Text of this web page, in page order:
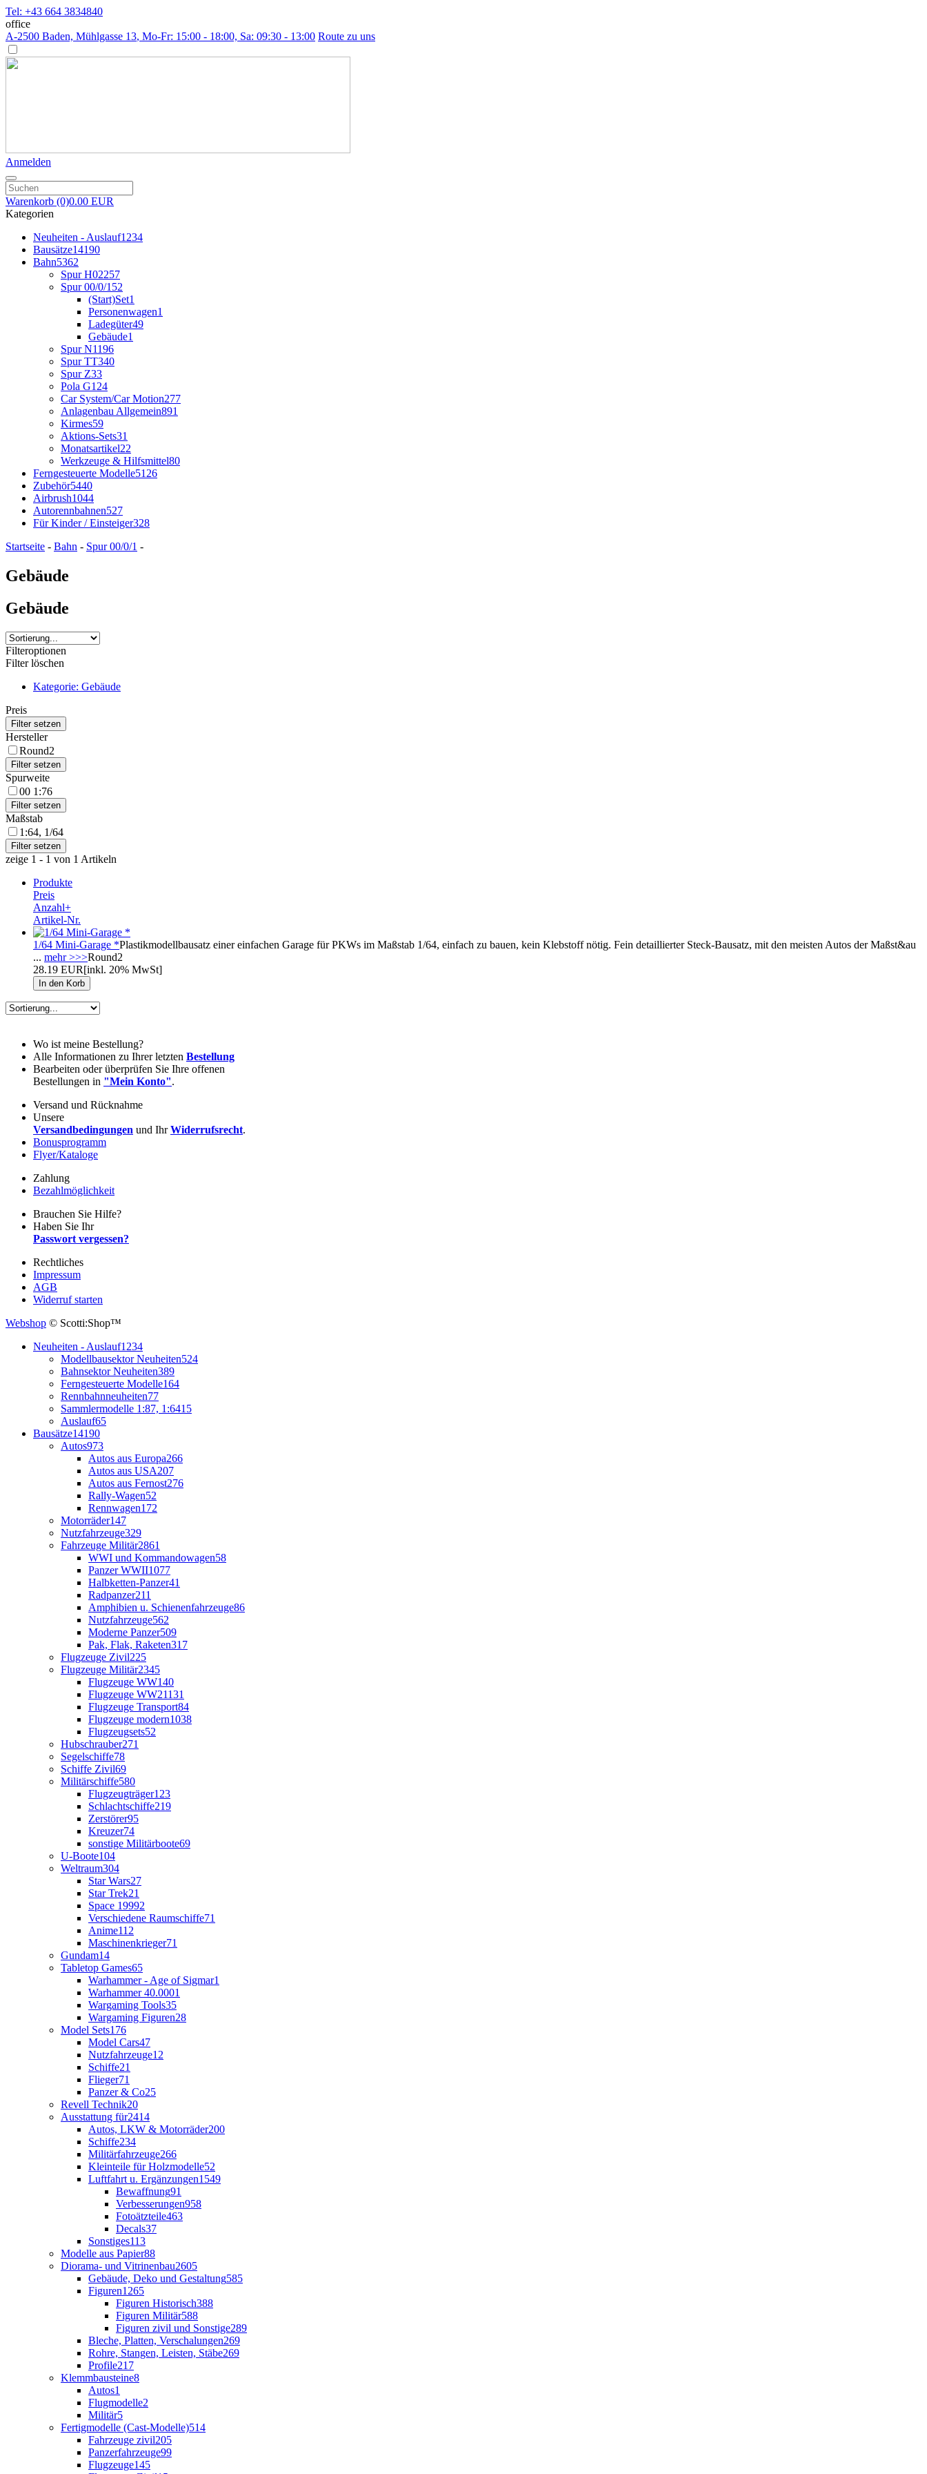
Tel: +43 664 3834840
office
A-2500 Baden, Mühlgasse 13, Mo-Fr: 15:00 - 18:00, Sa: 09:30 - 13:00 Route zu uns
Anmelden
Warenkorb (0)0.00 EUR
Kategorien
Neuheiten - Auslauf1234
Bausätze14190
Bahn5362
Spur H02257
Spur 00/0/1 52
(Start)Set1
Personenwagen1
Ladegüter49
Gebäude1
Spur N1196
Spur TT340
Spur Z33
Pola G124
Car System/Car Motion277
Anlagenbau Allgemein891
Kirmes59
Aktions-Sets31
Monatsartikel22
Werkzeuge & Hilfsmittel80
Ferngesteuerte Modelle5126
Zubehör5440
Airbrush1044
Autorennbahnen527
Für Kinder / Einsteiger328
Startseite - Bahn - Spur 00/0/1 -
Gebäude
Gebäude
Filteroptionen
Filter löschen
Kategorie: Gebäude
Preis
Hersteller
Round2
Spurweite
00 1:76
Maßstab
1:64, 1/64
zeige 1 - 1 von 1 Artikeln
Produkte
Preis
Anzahl+
Artikel-Nr.
1/64 Mini-Garage *Plastikmodellbausatz einer einfachen Garage für PKWs im Maßstab 1/64, einfach zu bauen, kein Klebstoff nötig. Fein detaillierter Steck-Bausatz, mit den meisten Autos der Maßst&au
... mehr >>>Round2
28.19 EUR[inkl. 20% MwSt]
Wo ist meine Bestellung?
Alle Informationen zu Ihrer letzten Bestellung
Bearbeiten oder überprüfen Sie Ihre offenen
Bestellungen in "Mein Konto".
Versand und Rücknahme
Unsere
Versandbedingungen und IhrWiderrufsrecht.
Bonusprogramm
Flyer/Kataloge
Zahlung
Bezahlmöglichkeit
Brauchen Sie Hilfe?
Haben Sie Ihr
Passwort vergessen?
Rechtliches
Impressum
AGB
Widerruf starten
Webshop © Scotti:Shop™
Neuheiten - Auslauf1234
Modellbausektor Neuheiten524
Bahnsektor Neuheiten389
Ferngesteuerte Modelle164
Rennbahnneuheiten77
Sammlermodelle 1:87, 1:6415
Auslauf65
Bausätze14190
Autos973
Autos aus Europa266
Autos aus USA207
Autos aus Fernost276
Rally-Wagen52
Rennwagen172
Motorräder147
Nutzfahrzeuge329
Fahrzeuge Militär2861
WWI und Kommandowagen58
Panzer WWII1077
Halbketten-Panzer41
Radpanzer211
Amphibien u. Schienenfahrzeuge86
Nutzfahrzeuge562
Moderne Panzer509
Pak, Flak, Raketen317
Flugzeuge Zivil225
Flugzeuge Militär2345
Flugzeuge WW140
Flugzeuge WW21131
Flugzeuge Transport84
Flugzeuge modern1038
Flugzeugsets52
Hubschrauber271
Segelschiffe78
Schiffe Zivil69
Militärschiffe580
Flugzeugträger123
Schlachtschiffe219
Zerstörer95
Kreuzer74
sonstige Militärboote69
U-Boote104
Weltraum304
Star Wars27
Star Trek21
Space 19992
Verschiedene Raumschiffe71
Anime112
Maschinenkrieger71
Gundam14
Tabletop Games65
Warhammer - Age of Sigmar1
Warhammer 40.0001
Wargaming Tools35
Wargaming Figuren28
Model Sets176
Model Cars47
Nutzfahrzeuge12
Schiffe21
Flieger71
Panzer & Co25
Revell Technik20
Ausstattung für2414
Autos, LKW & Motorräder200
Schiffe234
Militärfahrzeuge266
Kleinteile für Holzmodelle52
Luftfahrt u. Ergänzungen1549
Bewaffnung91
Verbesserungen958
Fotoätzteile463
Decals37
Sonstiges113
Modelle aus Papier88
Diorama- und Vitrinenbau2605
Gebäude, Deko und Gestaltung585
Figuren1265
Figuren Historisch388
Figuren Militär588
Figuren zivil und Sonstige289
Bleche, Platten, Verschalungen269
Rohre, Stangen, Leisten, Stäbe269
Profile217
Klemmbausteine8
Autos1
Flugmodelle2
Militär5
Fertigmodelle (Cast-Modelle)514
Fahrzeuge zivil205
Panzerfahrzeuge99
Flugzeuge145